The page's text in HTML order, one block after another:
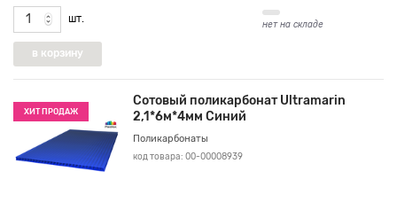
шт. нет на складе
ХИТ ПРОДАЖ
Сотовый поликарбонат Ultramarin
2,1*6м*4мм Синий
Поликарбонаты
код товара: 00-00008939